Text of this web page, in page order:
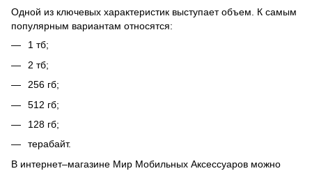
Одной из ключевых характеристик выступает объем. К самым
популярным вариантам относятся:
1 тб;
2 тб;
256 гб;
512 гб;
128 гб;
терабайт.
В интернет–магазине Мир Мобильных Аксессуаров можно